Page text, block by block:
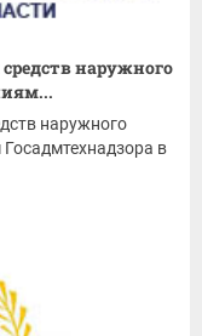
наружного
наружного
в